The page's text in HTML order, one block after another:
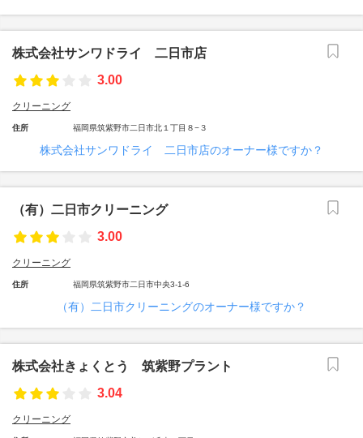
株式会社サンワドライ 二日市店
3.00
クリーニング
住所 福岡県筑紫野市二日市北１丁目８−３
株式会社サンワドライ 二日市店のオーナー様ですか？
（有）二日市クリーニング
3.00
クリーニング
住所 福岡県筑紫野市二日市中央3-1-6
（有）二日市クリーニングのオーナー様ですか？
株式会社きょくとう 筑紫野プラント
3.04
クリーニング